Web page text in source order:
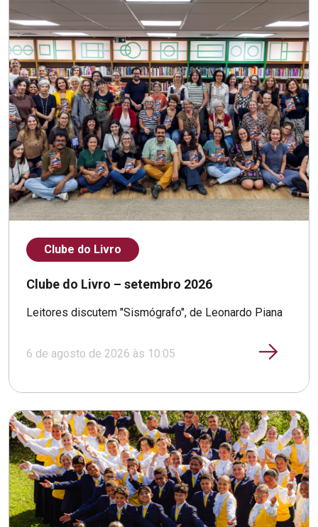
Clube do Livro
Clube do Livro – setembro 2026
Leitores discutem "Sismógrafo", de Leonardo Piana
6 de agosto de 2026 às 10:05